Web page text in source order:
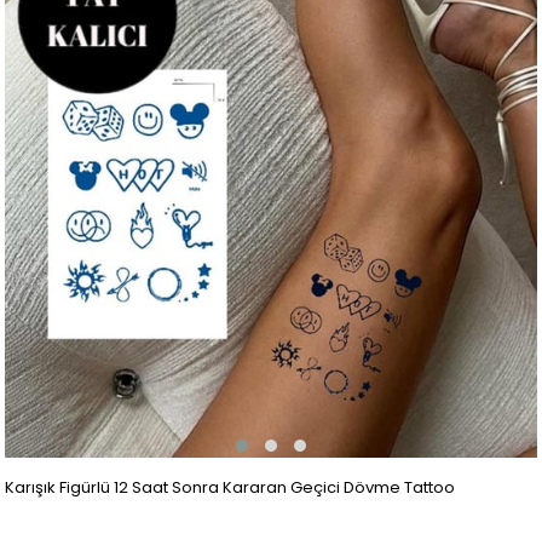
Karışık Figürlü 12 Saat Sonra Kararan Geçici Dövme Tattoo